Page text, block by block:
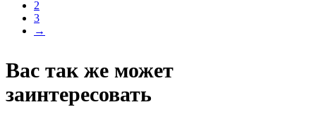
2
3
→
Вас так же может
заинтересовать